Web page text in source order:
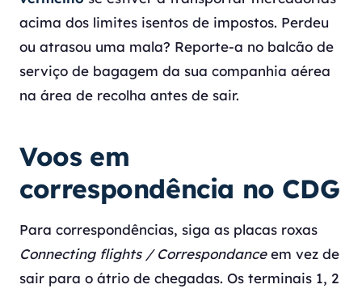
acima dos limites isentos de impostos. Perdeu
ou atrasou uma mala? Reporte-a no balcão de
serviço de bagagem da sua companhia aérea
na área de recolha antes de sair.
Voos em
correspondência no CDG
Para correspondências, siga as placas roxas
Connecting flights / Correspondanceem vez de
sair para o átrio de chegadas. Os terminais 1, 2